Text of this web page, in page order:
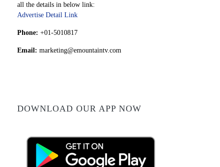
all the details in below link:
Advertise Detail Link
Phone: +01-5010817
Email: marketing@emountaintv.com
DOWNLOAD OUR APP NOW